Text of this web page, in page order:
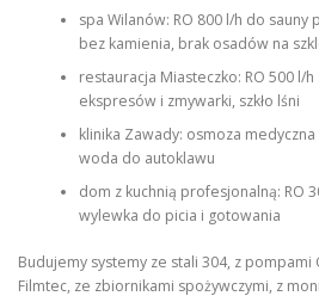
spa Wilanów: RO 800 l/h do
bez kamienia, brak osadów na
restauracja Miasteczko: RO 500 l/
ekspresów i zmywarki, szkło lśni
klinika Zawady: osmoza
woda do autoklawu
dom z kuchnią profesjonalną: RO
wylewka do picia i gotowania
Budujemy systemy ze stali 304, z
Filmtec, ze zbiornikami spożywczymi, z